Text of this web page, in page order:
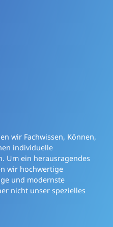
wir Fachwissen, Können,
individuelle
Um ein herausragendes
wir hochwertige
und modernste
nicht unser spezielles